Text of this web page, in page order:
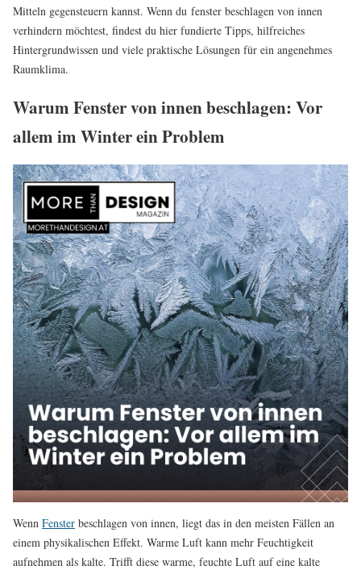
Mitteln gegensteuern kannst. Wenn du fenster beschlagen von innen
verhindern möchtest, findest du hier fundierte Tipps, hilfreiches
Hintergrundwissen und viele praktische Lösungen für ein angenehmes
Raumklima.
Warum Fenster von innen beschlagen: Vor
allem im Winter ein Problem
Wenn Fenster beschlagen von innen, liegt das in den meisten Fällen an
einem physikalischen Effekt. Warme Luft kann mehr Feuchtigkeit
aufnehmen als kalte. Trifft diese warme, feuchte Luft auf eine kalte